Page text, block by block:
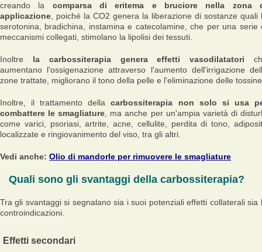
creando la comparsa di eritema e bruciore nella zona
applicazione , poiché la CO2 genera la liberazione di sostanze quali
serotonina, bradichina, instamina e catecolamine, che per una serie
meccanismi collegati, stimolano la lipolisi dei tessuti.
Inoltre la carbossiterapia genera effetti vasodilatatori
aumentano l'ossigenazione attraverso l'aumento dell'irrigazione
zone trattate, migliorano il tono della pelle e l'eliminazione delle
Inoltre, il trattamento dellacarbossiterapia non solo si usa
combattere le smagliature , ma anche per un'ampia varietà di
come varici, psoriasi, artrite, acne, cellulite, perdita di tono,
localizzate e ringiovanimento del viso, tra gli altri.
Vedi anche: Olio di mandorle per rimuovere le smagliature
Quali sono gli svantaggi della carbossiterapia?
Tra gli svantaggi si segnalano sia i suoi potenziali effetti collaterali sia
controindicazioni.
Effetti secondari